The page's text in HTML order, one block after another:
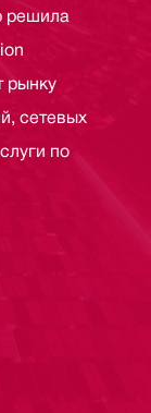
решила
рынку
сетевых
по